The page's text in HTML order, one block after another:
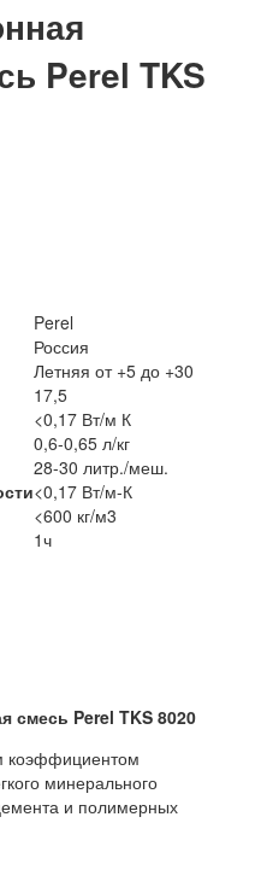
Perel TKS
Perel
Россия
Летняя от +5 до +30
17,5
<0,17 Вт/м К
0,6-0,65 л/кг
28-30 литр./меш.
<0,17 Вт/м-К
<600 кг/м3
1ч
смесь Perel TKS 8020
коэффициентом
минерального
и полимерных